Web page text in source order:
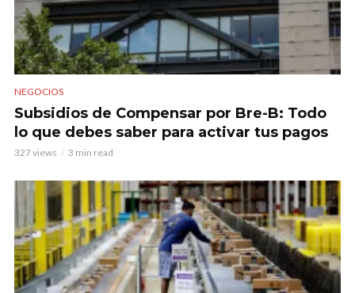
NEGOCIOS
Subsidios de Compensar por Bre-B: Todo
lo que debes saber para activar tus pagos
327 views 3 min read